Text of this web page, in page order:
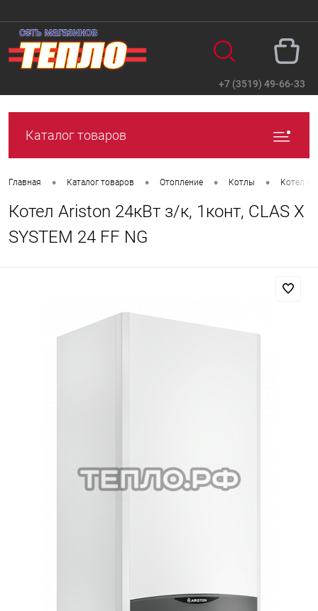
+7 (3519) 49-66-33
Каталог товаров
Главная • Каталог товаров • Отопление • Котлы • Котел
Котел Ariston 24кВт з/к, 1конт, CLAS X
SYSTEM 24 FF NG